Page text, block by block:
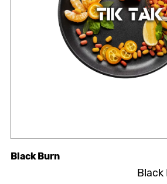
Black
Black Burn